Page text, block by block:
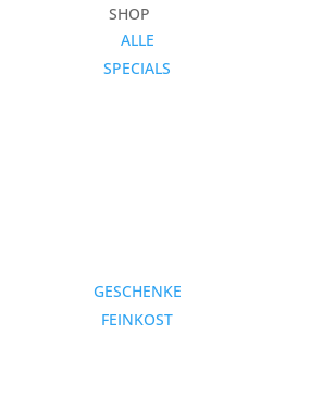
SHOP
ALLE
SPECIALS
GESCHENKE
FEINKOST